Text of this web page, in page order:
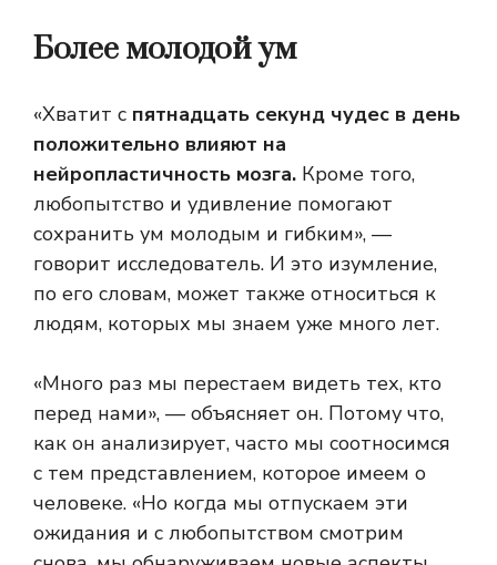
Более молодой ум
«Хватит с пятнадцать секунд чудес в день
положительно влияют на
нейропластичность мозга. Кроме того,
любопытство и удивление помогают
сохранить ум молодым и гибким», —
говорит исследователь. И это изумление,
по его словам, может также относиться к
людям, которых мы знаем уже много лет.
«Много раз мы перестаем видеть тех, кто
перед нами», — объясняет он. Потому что,
как он анализирует, часто мы соотносимся
с тем представлением, которое имеем о
человеке. «Но когда мы отпускаем эти
ожидания и с любопытством смотрим